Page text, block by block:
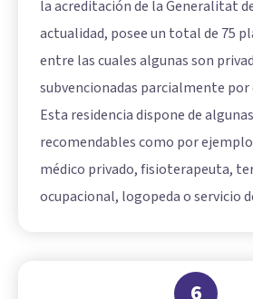
la acreditación de la Generalitat
actualidad, posee un total de 75
entre las cuales algunas son
subvencionadas parcialmente por
Esta residencia dispone de
recomendables como por
médico privado, fisioterapeuta,
ocupacional, logopeda o servicio